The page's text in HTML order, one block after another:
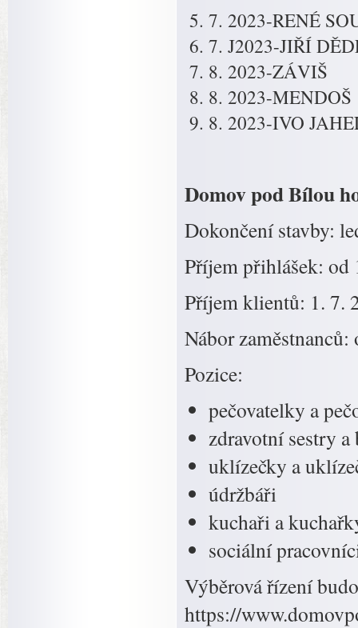
7. 2023-RENÉ
7. J2023-JIŘÍ
8. 2023-ZÁVIŠ
8. 2023-MENDOŠ
8. 2023-IVO
Domov pod Bílou
Dokončení stavby:
Příjem přihlášek: od
Příjem klientů: 1. 7.
Nábor
Pozice:
pečovatelky a
zdravotní sestry a
uklízečky a
údržbáři
kuchaři a
sociální
Výběrová řízení
https://